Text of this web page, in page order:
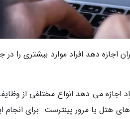
اجازه دهد افراد موارد بیشتری را
می دهد انواع مختلفی از
هتل یا مرور پینترست. برای انجام